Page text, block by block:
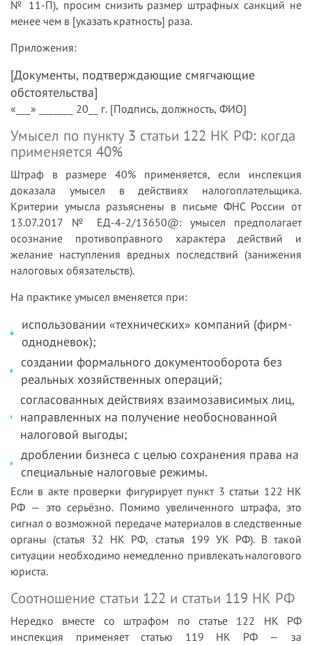
№ 11-П), просим снизить размер штрафных санкций не
менее чем в [указать кратность] раза.
Приложения:
[Документы, подтверждающие смягчающие
обстоятельства]
«___» _______ 20__ г. [Подпись, должность, ФИО]
Умысел по пункту 3 статьи 122 НК РФ: когда
применяется 40%
Штраф в размере 40% применяется, если инспекция
доказала умысел в действиях налогоплательщика.
Критерии умысла разъяснены в письме ФНС России от
13.07.2017 № ЕД-4-2/13650@: умысел предполагает
осознание противоправного характера действий и
желание наступления вредных последствий (занижения
налоговых обязательств).
На практике умысел вменяется при:
использовании «технических» компаний (фирм-
однодневок);
создании формального документооборота без
реальных хозяйственных операций;
согласованных действиях взаимозависимых лиц,
направленных на получение необоснованной
налоговой выгоды;
дроблении бизнеса с целью сохранения права на
специальные налоговые режимы.
Если в акте проверки фигурирует пункт 3 статьи 122 НК
РФ — это серьёзно. Помимо увеличенного штрафа, это
сигнал о возможной передаче материалов в следственные
органы (статья 32 НК РФ, статья 199 УК РФ). В такой
ситуации необходимо немедленно привлекать налогового
юриста.
Соотношение статьи 122 и статьи 119 НК РФ
Нередко вместе со штрафом по статье 122 НК РФ
инспекция применяет статью 119 НК РФ — за